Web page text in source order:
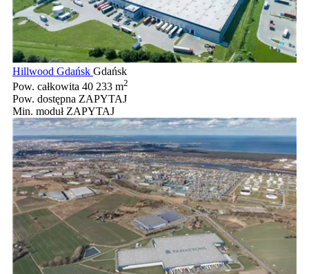
Hillwood Gdańsk Gdańsk
Pow. całkowita 40 233 m2
Pow. dostępna ZAPYTAJ
Min. moduł ZAPYTAJ